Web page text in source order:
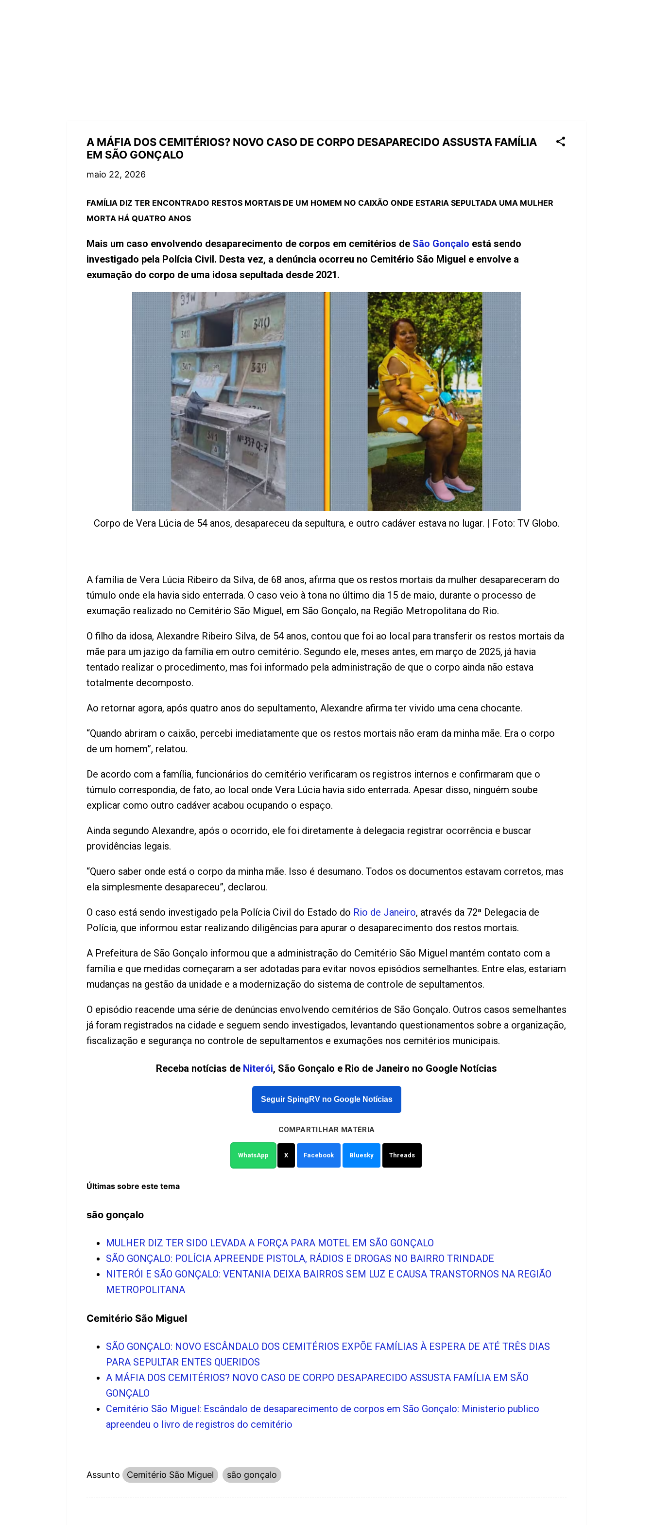
A MÁFIA DOS CEMITÉRIOS? NOVO CASO DE CORPO DESAPARECIDO ASSUSTA FAMÍLIA
EM SÃO GONÇALO
maio 22, 2026
FAMÍLIA DIZ TER ENCONTRADO RESTOS MORTAIS DE UM HOMEM NO CAIXÃO ONDE ESTARIA SEPULTADA UMA MULHER
MORTA HÁ QUATRO ANOS
Mais um caso envolvendo desaparecimento de corpos em cemitérios de São Gonçalo está sendo
investigado pela Polícia Civil. Desta vez, a denúncia ocorreu no Cemitério São Miguel e envolve a
exumação do corpo de uma idosa sepultada desde 2021.
Corpo de Vera Lúcia de 54 anos, desapareceu da sepultura, e outro cadáver estava no lugar. | Foto: TV Globo.
A família de Vera Lúcia Ribeiro da Silva, de 68 anos, afirma que os restos mortais da mulher desapareceram do
túmulo onde ela havia sido enterrada. O caso veio à tona no último dia 15 de maio, durante o processo de
exumação realizado no Cemitério São Miguel, em São Gonçalo, na Região Metropolitana do Rio.
O filho da idosa, Alexandre Ribeiro Silva, de 54 anos, contou que foi ao local para transferir os restos mortais da
mãe para um jazigo da família em outro cemitério. Segundo ele, meses antes, em março de 2025, já havia
tentado realizar o procedimento, mas foi informado pela administração de que o corpo ainda não estava
totalmente decomposto.
Ao retornar agora, após quatro anos do sepultamento, Alexandre afirma ter vivido uma cena chocante.
“Quando abriram o caixão, percebi imediatamente que os restos mortais não eram da minha mãe. Era o corpo
de um homem”, relatou.
De acordo com a família, funcionários do cemitério verificaram os registros internos e confirmaram que o
túmulo correspondia, de fato, ao local onde Vera Lúcia havia sido enterrada. Apesar disso, ninguém soube
explicar como outro cadáver acabou ocupando o espaço.
Ainda segundo Alexandre, após o ocorrido, ele foi diretamente à delegacia registrar ocorrência e buscar
providências legais.
“Quero saber onde está o corpo da minha mãe. Isso é desumano. Todos os documentos estavam corretos, mas
ela simplesmente desapareceu”, declarou.
O caso está sendo investigado pela Polícia Civil do Estado do Rio de Janeiro, através da 72ª Delegacia de
Polícia, que informou estar realizando diligências para apurar o desaparecimento dos restos mortais.
A Prefeitura de São Gonçalo informou que a administração do Cemitério São Miguel mantém contato com a
família e que medidas começaram a ser adotadas para evitar novos episódios semelhantes. Entre elas, estariam
mudanças na gestão da unidade e a modernização do sistema de controle de sepultamentos.
O episódio reacende uma série de denúncias envolvendo cemitérios de São Gonçalo. Outros casos semelhantes
já foram registrados na cidade e seguem sendo investigados, levantando questionamentos sobre a organização,
fiscalização e segurança no controle de sepultamentos e exumações nos cemitérios municipais.
Receba notícias de Niterói, São Gonçalo e Rio de Janeiro no Google Notícias
Seguir SpingRV no Google Notícias
COMPARTILHAR MATÉRIA
WhatsApp X Facebook Bluesky Threads
Últimas sobre este tema
são gonçalo
MULHER DIZ TER SIDO LEVADA A FORÇA PARA MOTEL EM SÃO GONÇALO
SÃO GONÇALO: POLÍCIA APREENDE PISTOLA, RÁDIOS E DROGAS NO BAIRRO TRINDADE
NITERÓI E SÃO GONÇALO: VENTANIA DEIXA BAIRROS SEM LUZ E CAUSA TRANSTORNOS NA REGIÃO
METROPOLITANA
Cemitério São Miguel
SÃO GONÇALO: NOVO ESCÂNDALO DOS CEMITÉRIOS EXPÕE FAMÍLIAS À ESPERA DE ATÉ TRÊS DIAS
PARA SEPULTAR ENTES QUERIDOS
A MÁFIA DOS CEMITÉRIOS? NOVO CASO DE CORPO DESAPARECIDO ASSUSTA FAMÍLIA EM SÃO
GONÇALO
Cemitério São Miguel: Escândalo de desaparecimento de corpos em São Gonçalo: Ministerio publico
apreendeu o livro de registros do cemitério
Assunto Cemitério São Miguel são gonçalo